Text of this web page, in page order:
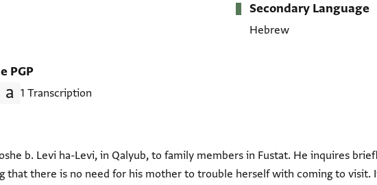
Secondary Language
Hebrew
PGP
1 Transcription
b. Levi ha-Levi, in Qalyub, to family members in Fustat. He inquires
that there is no need for his mother to trouble herself with coming to visit.